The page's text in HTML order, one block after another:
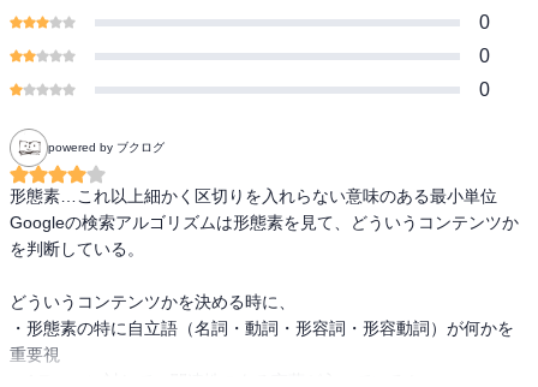
0
0
0
powered by ブクログ
形態素…これ以上細かく区切りを入れらない意味のある最小単位
Googleの検索アルゴリズムは形態素を見て、どういうコンテンツか
を判断している。
どういうコンテンツかを決める時に、
・形態素の特に自立語（名詞・動詞・形容詞・形容動詞）が何かを
重要視